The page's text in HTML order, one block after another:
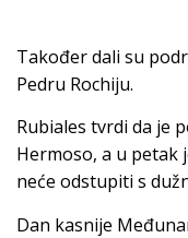
Također dali su
Pedru Rochiju.
Rubiales tvrdi da je
Hermoso, a u petak
neće odstupiti s
Dan kasnije